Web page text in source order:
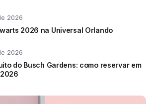
2026
2026 na Universal Orlando
2026
do Busch Gardens: como reservar em